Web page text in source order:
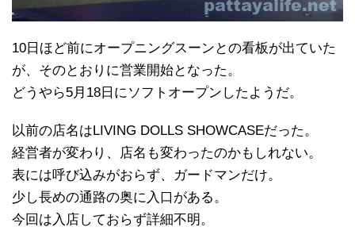
10日ほど前にオープニングスーンとの看板が出ていた
が、そのとおりに営業開始となった。
どうやら5月18日にソフトオープンしたようだ。
以前の店名はLIVING DOLLS SHOWCASEだった。
経営者が変わり、店名も変わったのかもしれない。
表には呼び込みがおらず、ガードマンだけ。
少し長めの通路の奥に入口がある。
今回は入店しておらず詳細不明。